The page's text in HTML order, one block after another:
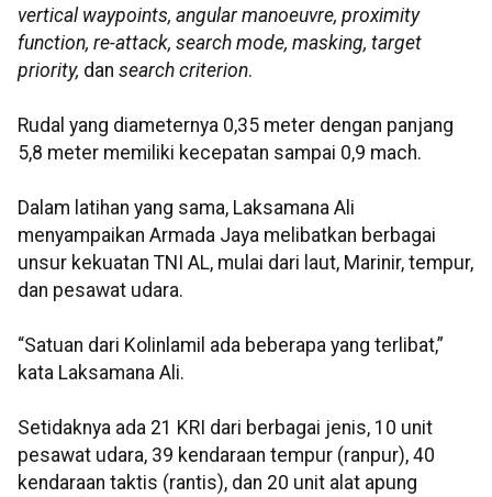
vertical waypoints, angular manoeuvre, proximity
function, re-attack, search mode, masking, target
priority, dan search criterion.
Rudal yang diameternya 0,35 meter dengan panjang
5,8 meter memiliki kecepatan sampai 0,9 mach.
Dalam latihan yang sama, Laksamana Ali
menyampaikan Armada Jaya melibatkan berbagai
unsur kekuatan TNI AL, mulai dari laut, Marinir, tempur,
dan pesawat udara.
“Satuan dari Kolinlamil ada beberapa yang terlibat,”
kata Laksamana Ali.
Setidaknya ada 21 KRI dari berbagai jenis, 10 unit
pesawat udara, 39 kendaraan tempur (ranpur), 40
kendaraan taktis (rantis), dan 20 unit alat apung